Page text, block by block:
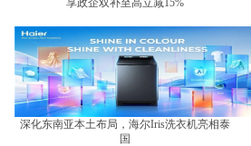
深化东南亚本土布局，海尔Iris洗衣机亮相泰
国